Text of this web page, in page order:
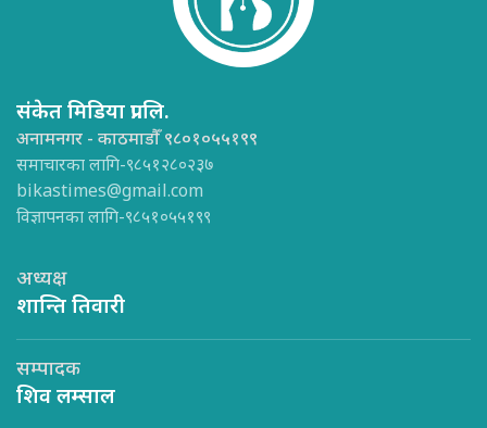
संकेत मिडिया प्रा.लि.
अनामनगर - काठमाडौँ ९८०१०५५१९९
समाचारका लागि-९८५१२८०२३७
bikastimes@gmail.com
विज्ञापनका लागि-९८५१०५५१९९
अध्यक्ष
शान्ति तिवारी
सम्पादक
शिव लम्साल